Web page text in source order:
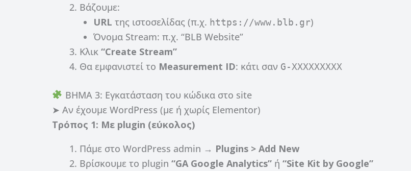
Βάζουμε:
URL της ιστοσελίδας (π.χ. https://www.blb.gr)
Όνομα Stream: π.χ. “BLB Website”
Κλικ “Create Stream”
Θα εμφανιστεί το Measurement ID: κάτι σαν G-XXXXXXXXX
ΒΗΜΑ 3: Εγκατάσταση του κώδικα στο site
➤ Αν έχουμε WordPress (με ή χωρίς Elementor)
Τρόπος 1: Με plugin (εύκολος)
Πάμε στο WordPress admin → Plugins > Add New
Βρίσκουμε το plugin “GA Google Analytics” ή “Site Kit by Google”